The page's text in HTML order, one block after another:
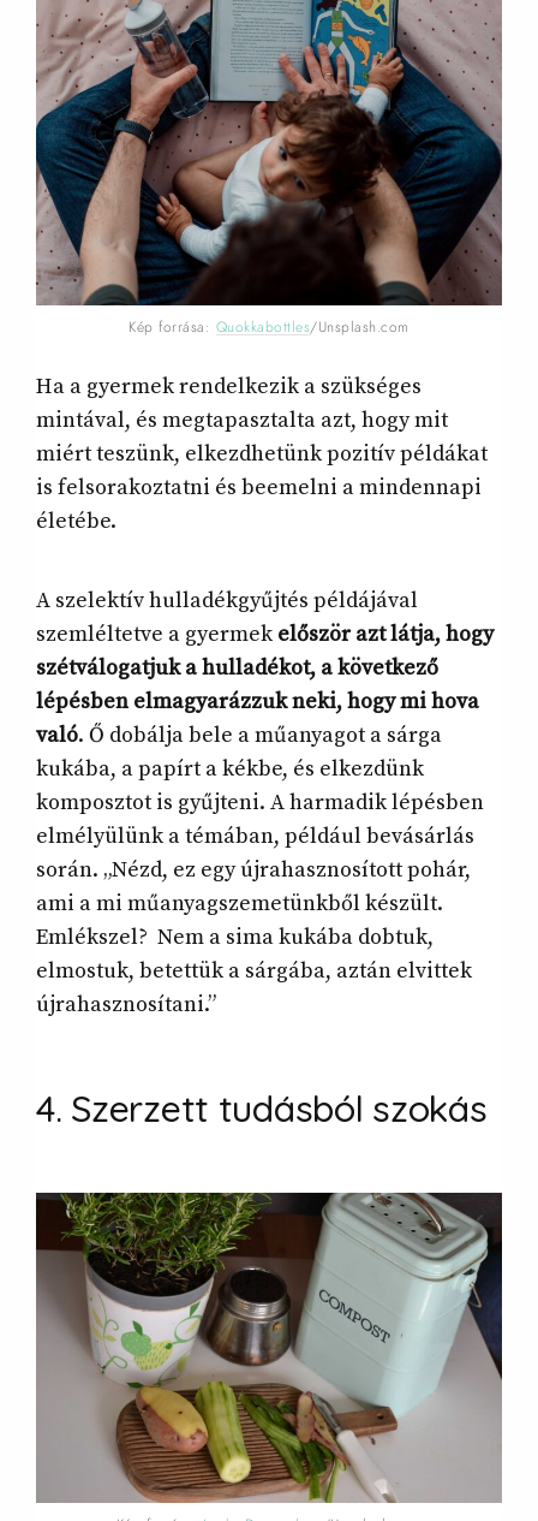
Kép forrása: Quokkabottles/Unsplash.com
Ha a gyermek rendelkezik a szükséges
mintával, és megtapasztalta azt, hogy mit
miért teszünk, elkezdhetünk pozitív példákat
is felsorakoztatni és beemelni a mindennapi
életébe.
A szelektív hulladékgyűjtés példájával
szemléltetve a gyermek először azt látja, hogy
szétválogatjuk a hulladékot, a következő
lépésben elmagyarázzuk neki, hogy mi hova
való. Ő dobálja bele a műanyagot a sárga
kukába, a papírt a kékbe, és elkezdünk
komposztot is gyűjteni. A harmadik lépésben
elmélyülünk a témában, például bevásárlás
során. „Nézd, ez egy újrahasznosított pohár,
ami a mi műanyagszemetünkből készült.
Emlékszel? Nem a sima kukába dobtuk,
elmostuk, betettük a sárgába, aztán elvittek
újrahasznosítani.”
4. Szerzett tudásból szokás